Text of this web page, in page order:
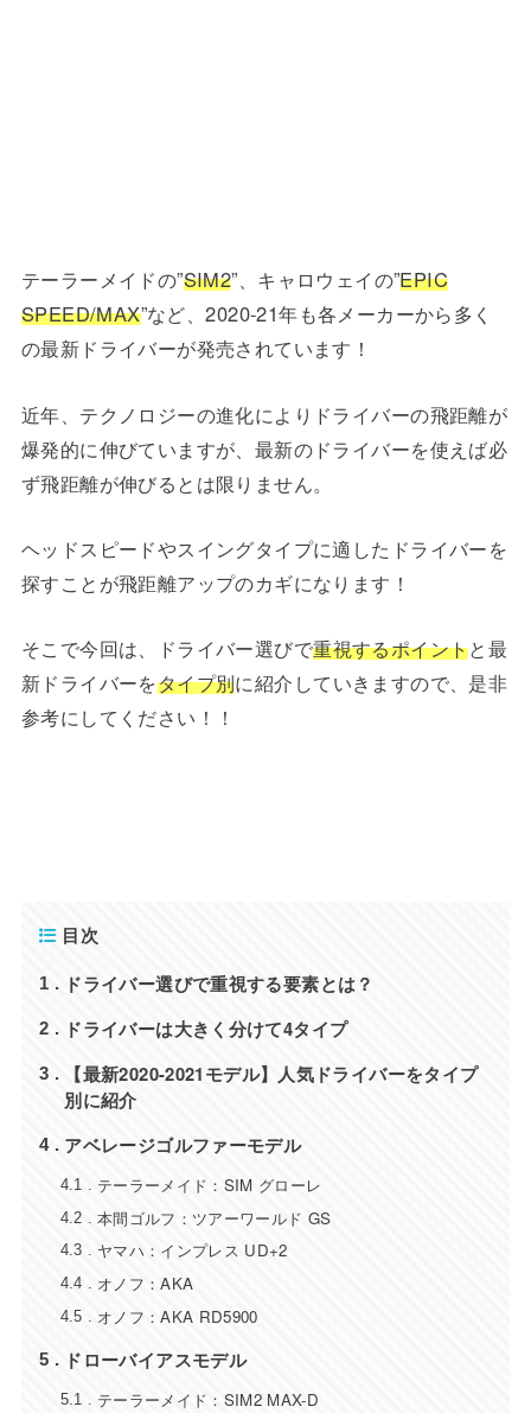
テーラーメイドの”SIM2”、キャロウェイの”EPIC
SPEED/MAX”など、2020-21年も各メーカーから多く
の最新ドライバーが発売されています！
近年、テクノロジーの進化によりドライバーの飛距離が
爆発的に伸びていますが、最新のドライバーを使えば必
ず飛距離が伸びるとは限りません。
ヘッドスピードやスイングタイプに適したドライバーを
探すことが飛距離アップのカギになります！
そこで今回は、ドライバー選びで重視するポイントと最
新ドライバーをタイプ別に紹介していきますので、是非
参考にしてください！！
目次
1 ドライバー選びで重視する要素とは？
2 ドライバーは大きく分けて4タイプ
3
【最新2020-2021モデル】人気ドライバーをタイプ
別に紹介
4 アベレージゴルファーモデル
4.1 テーラーメイド：SIM グローレ
4.2 本間ゴルフ：ツアーワールド GS
4.3 ヤマハ：インプレス UD+2
4.4 オノフ：AKA
4.5 オノフ：AKA RD5900
5 ドローバイアスモデル
5.1 テーラーメイド：SIM2 MAX-D